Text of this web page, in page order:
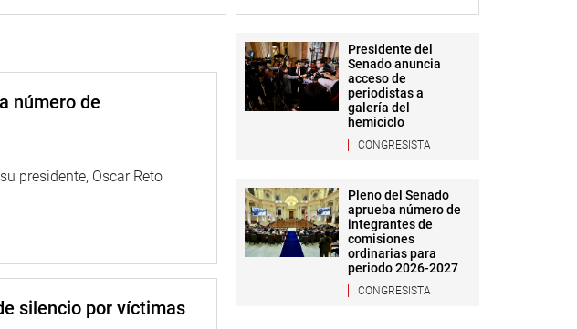
solicitar un voto de
que es de
basa en estos cuatro
una condición sine qua
votará a favor de la
Afirmó que el
de electores le
número de
presidente, Oscar Reto
silencio por víctimas
Presidente del
Senado anuncia
acceso de
periodistas a
galería del
hemiciclo
CONGRESISTA
Pleno del Senado
aprueba número de
integrantes de
comisiones
ordinarias para
periodo 2026-2027
CONGRESISTA